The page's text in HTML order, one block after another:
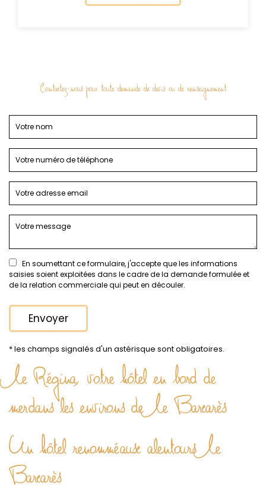
Contactez-nous pour toute demande de devis ou de renseignement
En soumettant ce formulaire, j'accepte que les informations
saisies soient exploitées dans le cadre de la demande formulée et
de la relation commerciale qui peut en découler.
* les champs signalés d'un astérisque sont obligatoires.
Le Régina, votre hôtel en bord de
mer dans les environs de Le Barcarès
Un hôtel renommé aux alentours Le
Barcarès